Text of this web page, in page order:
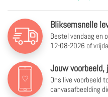
Bliksemsnelle
Bestel vandaag en
12-08-2026 of
Jouw voorbeeld,
Ons live voorbeeld
canvasafbeelding